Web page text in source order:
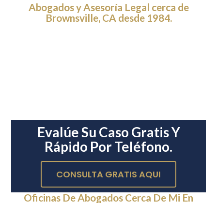
Abogados y Asesoría Legal cerca de
Brownsville, CA desde 1984.
Evalúe Su Caso Gratis Y
Rápido Por Teléfono.
CONSULTA GRATIS AQUI
Oficinas De Abogados Cerca De Mi En